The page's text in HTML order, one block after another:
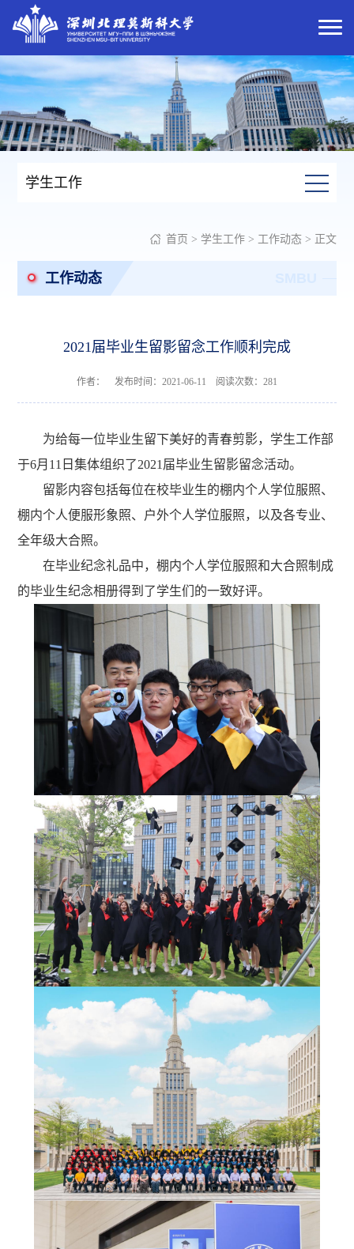
学生工作
首页 > 学生工作> 工作动态> 正文
工作动态
2021届毕业生留影留念工作顺利完成
作者： 发布时间：2021-06-11 阅读次数： 281
为给每一位毕业生留下美好的青春剪影，学生工作部
于6月11日集体组织了2021届毕业生留影留念活动。
留影内容包括每位在校毕业生的棚内个人学位服照、
棚内个人便服形象照、户外个人学位服照，以及各专业、
全年级大合照。
在毕业纪念礼品中，棚内个人学位服照和大合照制成
的毕业生纪念相册得到了学生们的一致好评。